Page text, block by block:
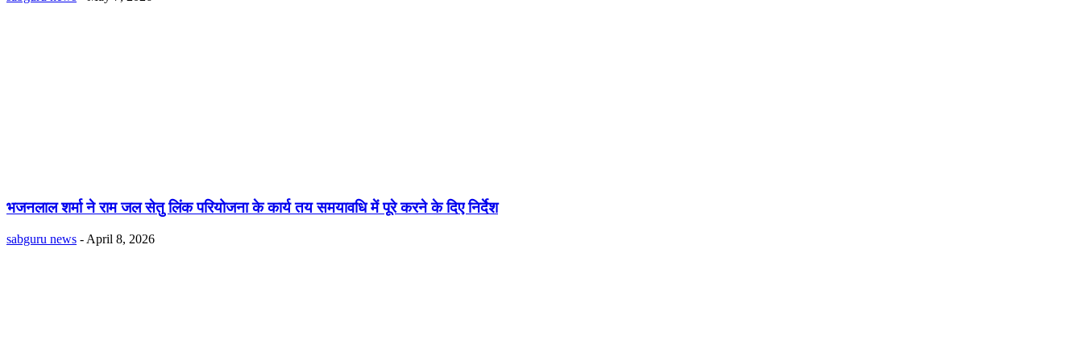
भजनलाल शर्मा ने राम जल सेतु लिंक परियोजना के कार्य तय समयावधि में पूरे करने के दिए निर्देश
sabguru news - April 8, 2026